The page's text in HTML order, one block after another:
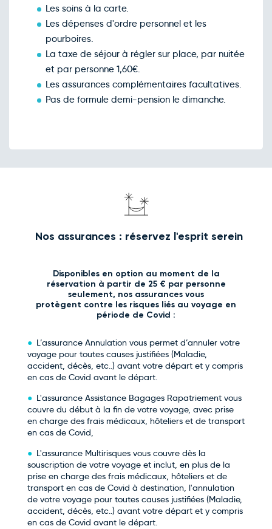
Les soins à la carte.
Les dépenses d'ordre personnel et les
pourboires.
La taxe de séjour à régler sur place, par nuitée
et par personne 1,60€.
Les assurances complémentaires facultatives.
Pas de formule demi-pension le dimanche.
Nos assurances : réservez l'esprit serein
Disponibles en option au moment de la
réservation à partir de 25 € par personne
seulement, nos assurances vous
protègent contre les risques liés au voyage en
période de Covid :
L’assurance Annulation vous permet d’annuler votre
voyage pour toutes causes justifiées (Maladie,
accident, décès, etc..) avant votre départ et y compris
en cas de Covid avant le départ.
L'assurance Assistance Bagages Rapatriement vous
couvre du début à la fin de votre voyage, avec prise
en charge des frais médicaux, hôteliers et de transport
en cas de Covid,
L'assurance Multirisques vous couvre dès la
souscription de votre voyage et inclut, en plus de la
prise en charge des frais médicaux, hôteliers et de
transport en cas de Covid à destination, l'annulation
de votre voyage pour toutes causes justifiées (Maladie,
accident, décès, etc..) avant votre départ et y compris
en cas de Covid avant le départ.